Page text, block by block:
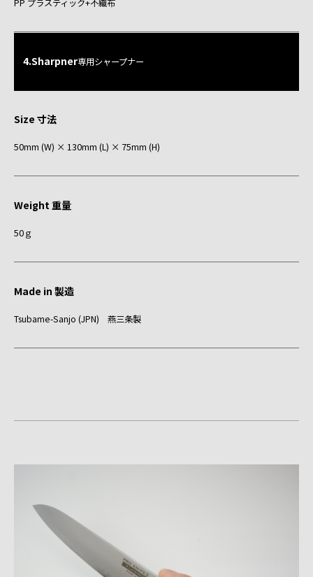
PP プラスティック+不織布
4.Sharpner専用シャープナー
Size 寸法
50mm (W) × 130mm (L) × 75mm (H)
Weight 重量
50ｇ
Made in 製造
Tsubame-Sanjo (JPN) 燕三条製